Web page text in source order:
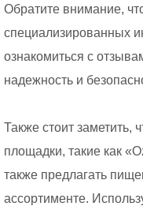
Обратите внимание,
специализированных
ознакомиться с
надежность и
Также стоит заметить,
площадки, такие как
также предлагать
ассортименте.